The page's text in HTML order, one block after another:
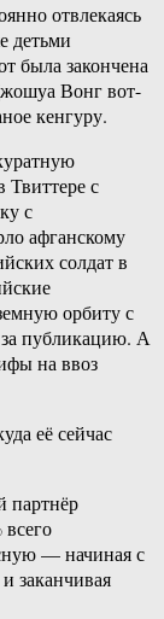
отвлекаясь
детьми
была закончена
Вонг вот-
кенгуру.
с
с
афганскому
солдат в
орбиту с
за публикацию. А
на ввоз
её сейчас
партнёр
— начиная с
заканчивая